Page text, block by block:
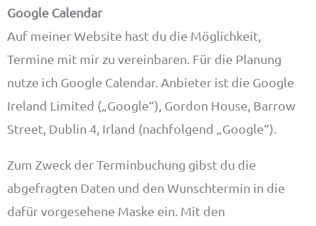
Google Calendar
Auf meiner Website hast du die Möglichkeit,
Termine mit mir zu vereinbaren. Für die Planung
nutze ich Google Calendar. Anbieter ist die Google
Ireland Limited („Google“), Gordon House, Barrow
Street, Dublin 4, Irland (nachfolgend „Google“).
Zum Zweck der Terminbuchung gibst du die
abgefragten Daten und den Wunschtermin in die
dafür vorgesehene Maske ein. Mit den